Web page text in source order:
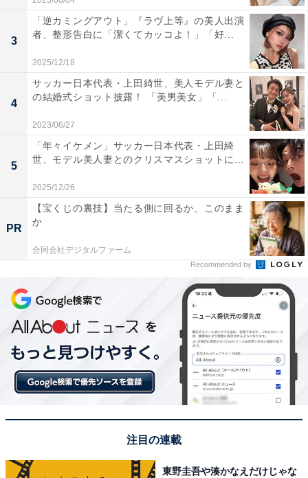
3
「逆カミングアウト」『ラヴ上等』の美人出演
者、整形告白に「潔くてカッコよ！」「好...
2025/12/18
4
サッカー日本代表・上田綺世、美人モデル妻と
の結婚式ショット披露！ 「美男美女」「...
2023/06/27
5
「年々イケメン」サッカー日本代表・上田綺
世、モデル美人妻とのクリスマスショットに...
2025/12/26
PR
【宝くじの裏技】当たる側に回るか、このまま
か
合同会社デジタルファーム
Recommended by
注目の連載
東野圭吾や湊かなえだけじゃな